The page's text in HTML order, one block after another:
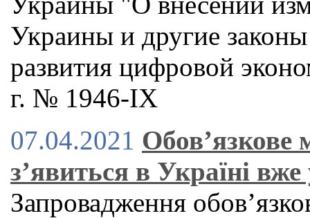
Украины и другие
развития цифровой
г. № 1946-IX
07.04.2021 Обов’язкове
з’явиться в Україні
Запровадження